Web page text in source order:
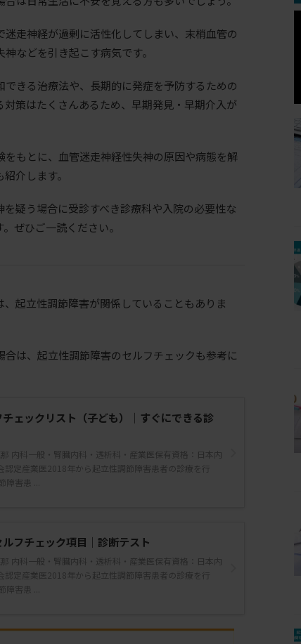
走神経が過剰に活性化してしまい、末梢血管の
などを引き起こす病気です。
きる治療法や、長期的に発症を予防するための
策はたくさんあるため、早期発見・早期介入が
もとに、血管迷走神経性失神の原因や病態を解
介します。
疑う場合に受診すべき診療科や入院の必要性な
ぜひご一読ください。
起立性調節障害が関係していることもありま
は、起立性調節障害のセルフチェックも参考に
ェックリスト（子ども）｜すぐにできる診
内科一般・腎臓内科・透析科・産業医保有資格：日本内
認定産業医2018年から起立性調節障害患者の診療を行
害患 ...
フチェック項目｜診断テスト
内科一般・腎臓内科・透析科・産業医保有資格：日本内
認定産業医2018年から起立性調節障害患者の診療を行
害患 ...